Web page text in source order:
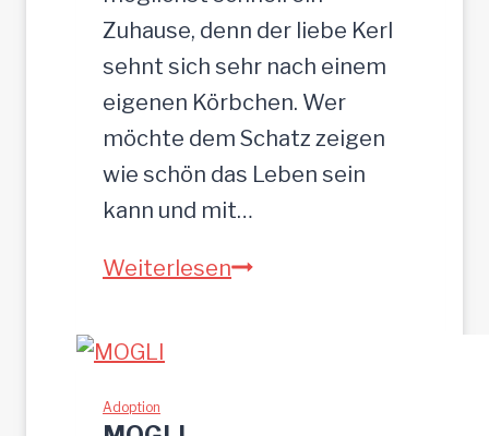
c
m
Zuhause, denn der liebe Kerl
sehnt sich sehr nach einem
eigenen Körbchen. Wer
möchte dem Schatz zeigen
wie schön das Leben sein
kann und mit…
WeiterlesenZ
Adoption